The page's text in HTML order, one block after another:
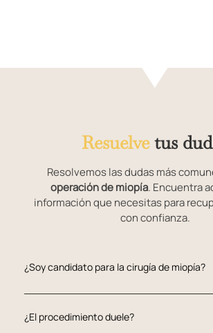
Resuelvetus
Resolvemos las dudas más
operación de miopía. Encuentra
información que necesitas para
con confianza.
¿Soy candidato para la cirugía de miopía?
¿El procedimiento duele?